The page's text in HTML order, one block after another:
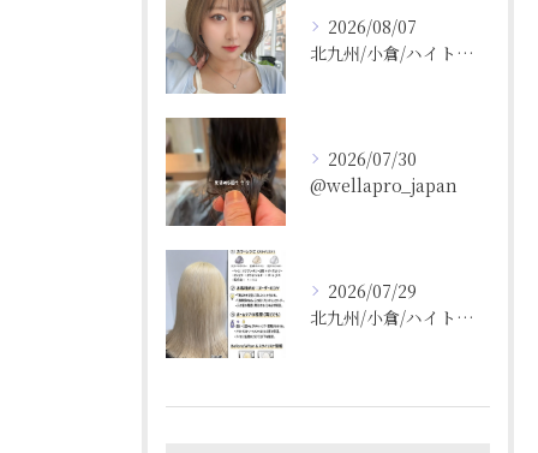
2026/08/07
北九州/小倉/ハイトーン/ケアブリーチ/ブリーチカラー
2026/07/30
@wellapro_japan
2026/07/29
北九州/小倉/ハイトーン/ケアブリーチ/ブリーチカラー